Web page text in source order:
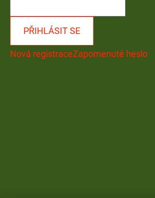
PŘIHLÁSIT SE
Nová registraceZapomenuté heslo